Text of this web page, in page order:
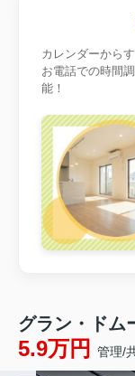
カレンダーから
お電話での時間
能！
グラン・ドム
5.9万円 管理/